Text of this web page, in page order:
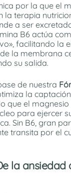
por la que el
la terapia
a ser
B6 actúa
facilitando la
la membrana
su salida.
de nuestra
la
que el
para ejercer
Sin B6, gran
transita por el
la